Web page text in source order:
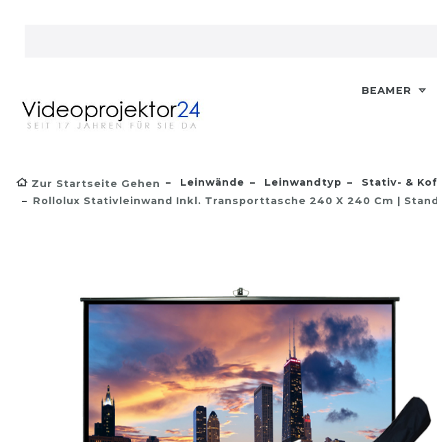
BEAMER
Zur Startseite Gehen Leinwände Leinwandtyp Stativ- &
Rollolux Stativleinwand Inkl. Transporttasche 240 X 240 Cm |